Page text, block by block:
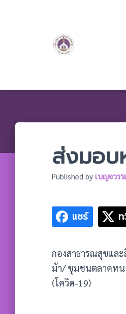
ส่งมอบ
Published by เบญจวร
แชร์
กองสาธารณสุขแล
ม้า/ ชุมชนตลาดหน
(โควิด-19)